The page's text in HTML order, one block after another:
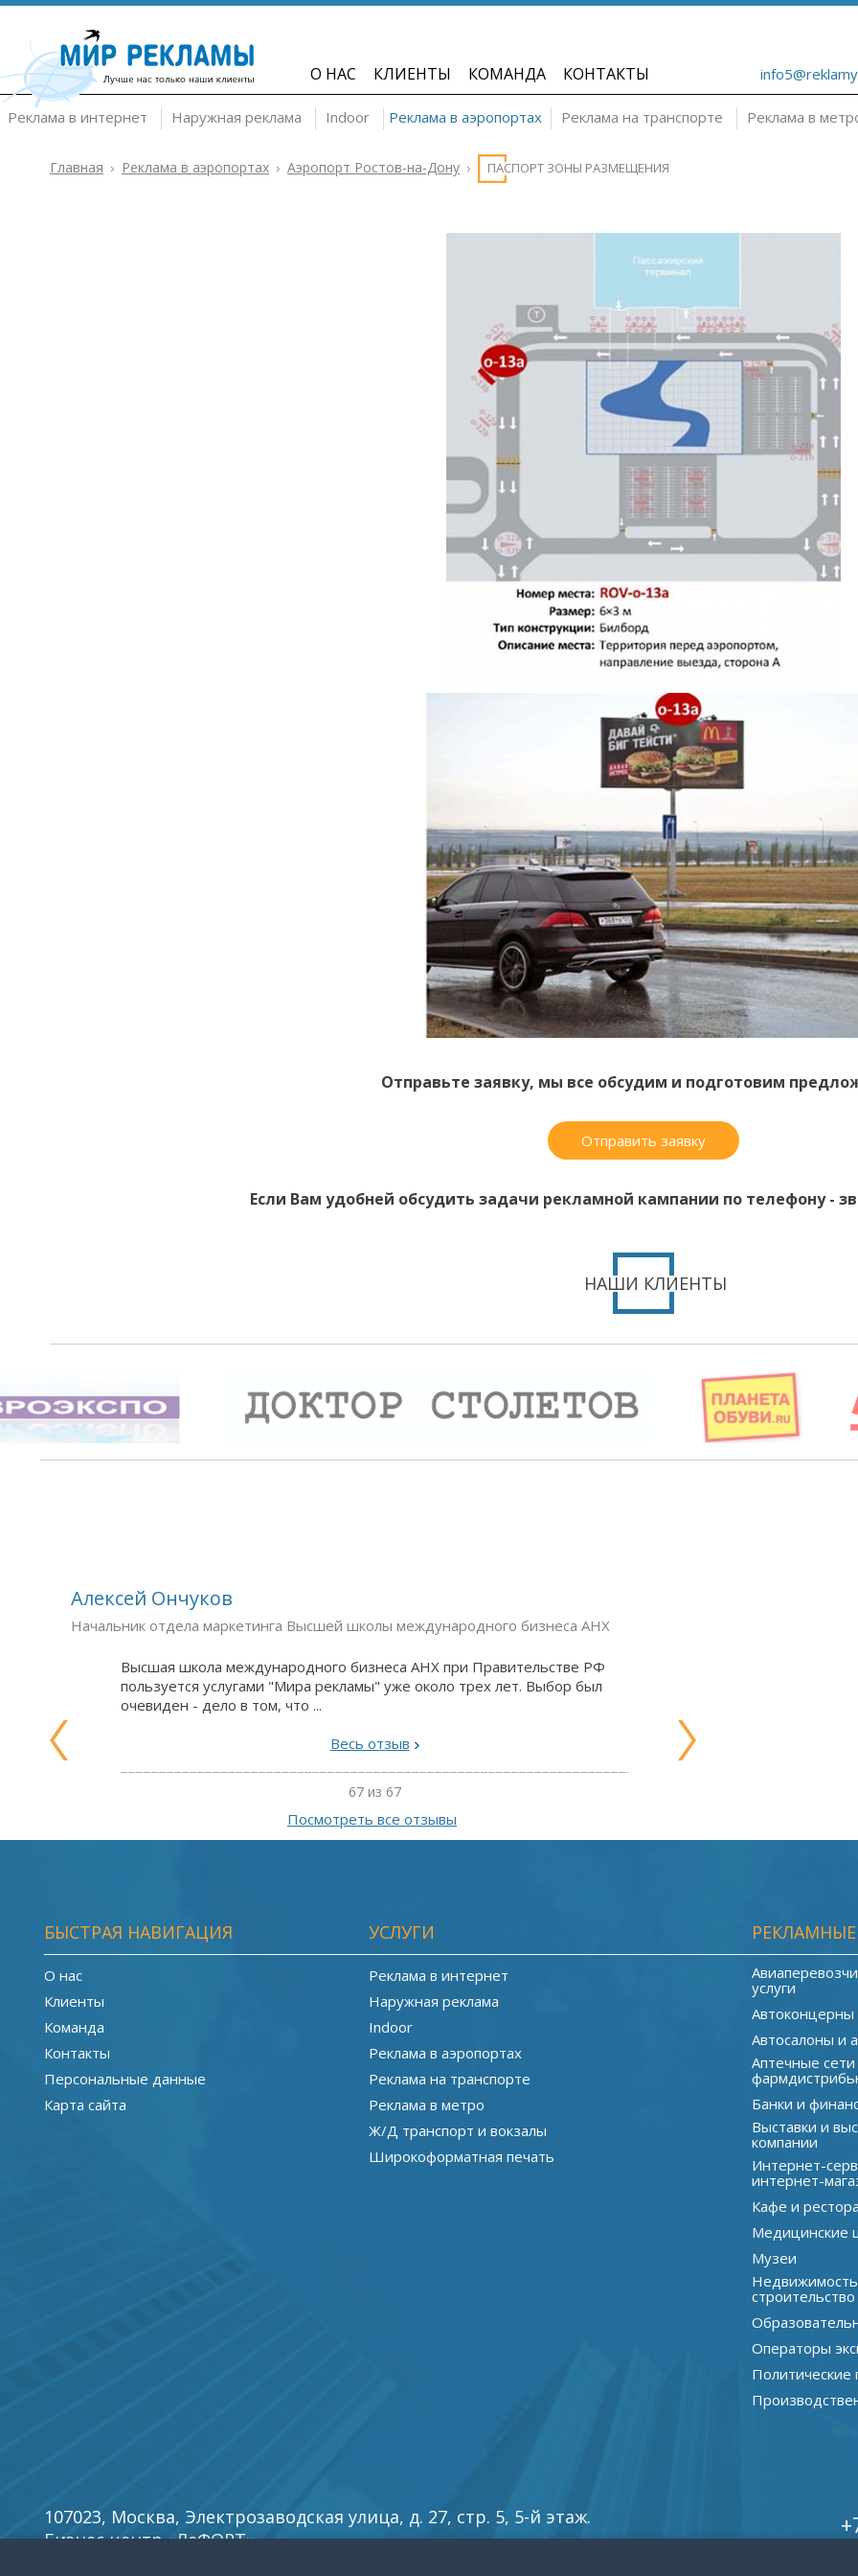
О НАС КЛИЕНТЫ КОМАНДА КОНТАКТЫ
Реклама в интернет Наружная реклама Indoor Реклама в аэропортах Реклама на транспорте Реклама в
Главная Реклама в аэропортах Аэропорт Ростов-на-Дону ПАСПОРТ ЗОНЫ РАЗМЕЩЕНИЯ
Отправьте заявку, мы все обсудим и подготовим
Отправить заявку
Если Вам удобней обсудить задачи рекламной кампании по телефону -
НАШИ КЛИЕНТЫ
Алексей Ончуков
Начальник отдела маркетинга Высшей школы международного бизнеса АНХ
Высшая школа международного бизнеса АНХ при Правительстве РФ
пользуется услугами "Мира рекламы" уже около трех лет. Выбор был
очевиден - дело в том, что ...
Весь отзыв
67 из 67
Посмотреть все отзывы
БЫСТРАЯ НАВИГАЦИЯ УСЛУГИ
О нас
Клиенты
Команда
Контакты
Персональные данные
Карта сайта
Реклама в интернет
Наружная реклама
Indoor
Реклама в аэропортах
Реклама на транспорте
Реклама в метро
Ж/Д транспорт и вокзалы
Широкоформатная печать
услуги
Автоконцерны
Автосалоны и
Аптечные
Банки и
Выставки и
компании
Интернет-
интернет-
Кафе и
Медицинские
Музеи
строительство
Операторы
Политические
107023, Москва, Электрозаводская улица, д. 27, стр. 5, 5-й этаж.
Бизнес центр «ЛеФОРТ».